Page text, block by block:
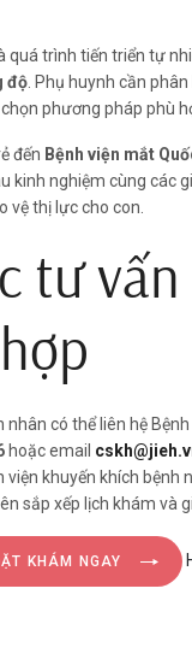
quá trình tiến triển tự
độ . Phụ huynh cần
phương pháp phù
đến Bệnh viện mắt
kinh nghiệm cùng các
vệ thị lực cho con.
tư
nhân có thể liên hệ
hoặc email
viện khuyến khích
sắp xếp lịch khám và
KHÁM NGAY